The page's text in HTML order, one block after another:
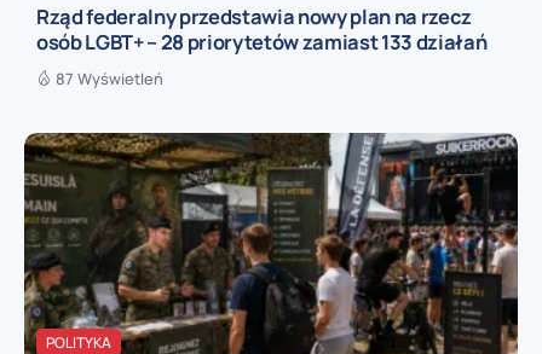
Rząd federalny przedstawia nowy plan na rzecz
osób LGBT+ – 28 priorytetów zamiast 133 działań
87 Wyświetleń
POLITYKA